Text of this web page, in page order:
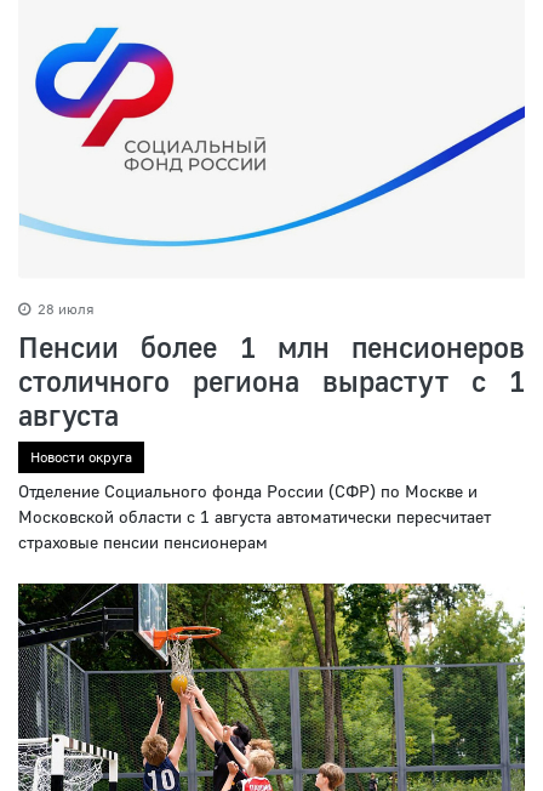
28 июля
Пенсии более 1 млн пенсионеров
столичного региона вырастут с 1
августа
Новости округа
Отделение Социального фонда России (СФР) по Москве и
Московской области с 1 августа автоматически пересчитает
страховые пенсии пенсионерам